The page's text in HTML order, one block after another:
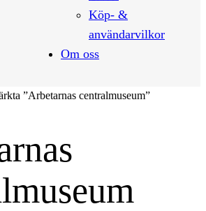
Köp- &
användarvilkor
Om oss
”Arbetarnas centralmuseum”